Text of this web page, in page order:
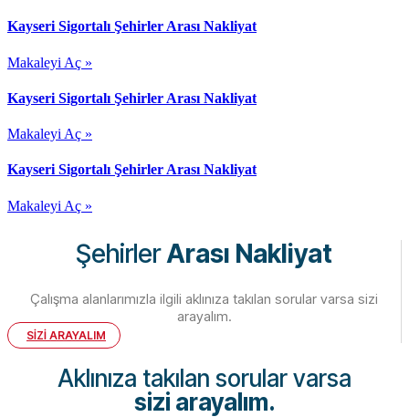
Kayseri Sigortalı Şehirler Arası Nakliyat
Makaleyi Aç »
Kayseri Sigortalı Şehirler Arası Nakliyat
Makaleyi Aç »
Kayseri Sigortalı Şehirler Arası Nakliyat
Makaleyi Aç »
ŞehirlerArası Nakliyat
Çalışma alanlarımızla ilgili aklınıza takılan sorular varsa sizi
arayalım.
SİZİ ARAYALIM
Aklınıza takılan sorular varsa
sizi arayalım.